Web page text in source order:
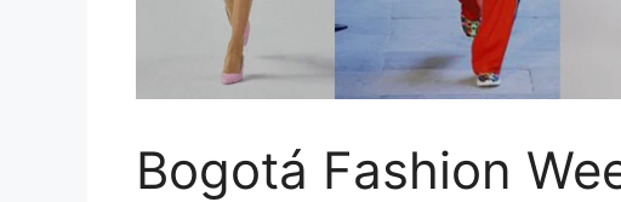
Bogotá Fashion